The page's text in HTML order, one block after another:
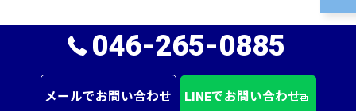
046-265-0885
メールでお問い合わせ LINEでお問い合わせ